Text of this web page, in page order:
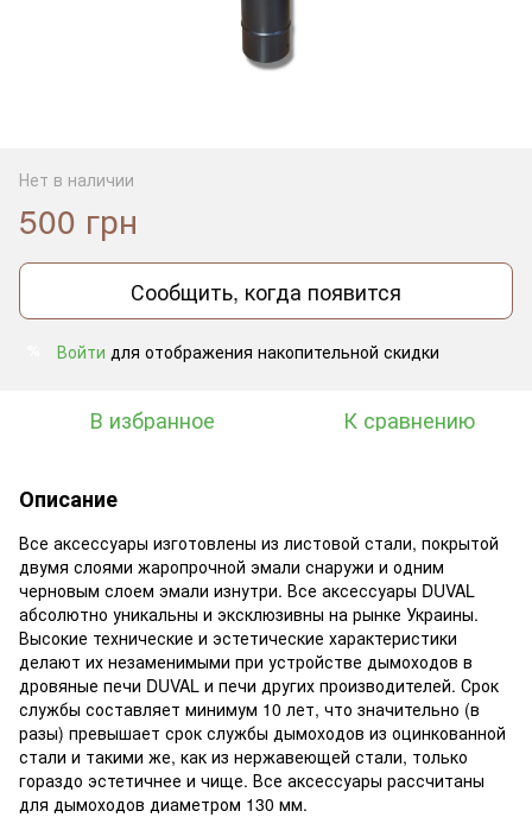
Нет в наличии
500 грн
Сообщить, когда появится
Войти для отображения накопительной скидки
В избранное К сравнению
Описание
Все аксессуары изготовлены из листовой стали, покрытой
двумя слоями жаропрочной эмали снаружи и одним
черновым слоем эмали изнутри. Все аксессуары DUVAL
абсолютно уникальны и эксклюзивны на рынке Украины.
Высокие технические и эстетические характеристики
делают их незаменимыми при устройстве дымоходов в
дровяные печи DUVAL и печи других производителей. Срок
службы составляет минимум 10 лет, что значительно (в
разы) превышает срок службы дымоходов из оцинкованной
стали и такими же, как из нержавеющей стали, только
гораздо эстетичнее и чище. Все аксессуары рассчитаны
для дымоходов диаметром 130 мм.